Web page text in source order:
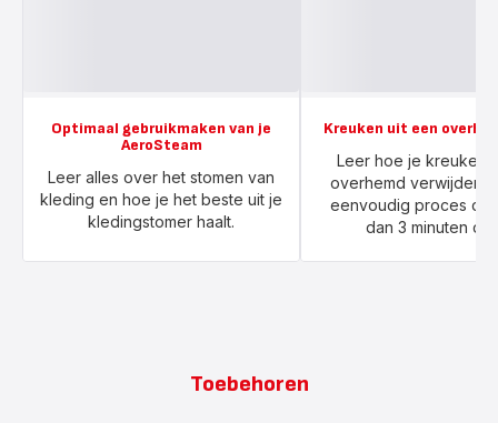
Optimaal gebruikmaken van je
AeroSteam
Leer alles over het stomen van
kleding en hoe je het beste uit je
kledingstomer haalt.
Kreuken uit een
Leer hoe je kreuken
overhemd verwijdert
eenvoudig proces dat
dan 3 minuten
Toebehoren